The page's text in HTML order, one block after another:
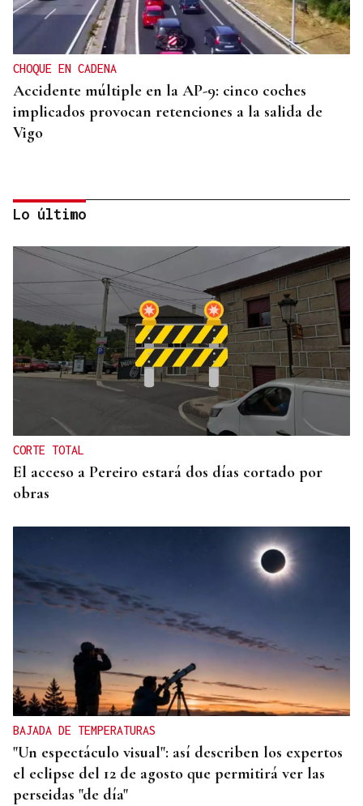
CHOQUE EN CADENA
Accidente múltiple en la AP-9: cinco coches
implicados provocan retenciones a la salida de
Vigo
INCUMPLIMIENTO LEGAL
Turismo veta la “Ruta del Narcotráfico” de
Laureano Oubiña por no cumplir con la Ley de
Turismo de Galicia
Lo último
CORTE TOTAL
El acceso a Pereiro estará dos días cortado por
obras
BAJADA DE TEMPERATURAS
"Un espectáculo visual": así describen los expertos
el eclipse del 12 de agosto que permitirá ver las
perseidas "de día"